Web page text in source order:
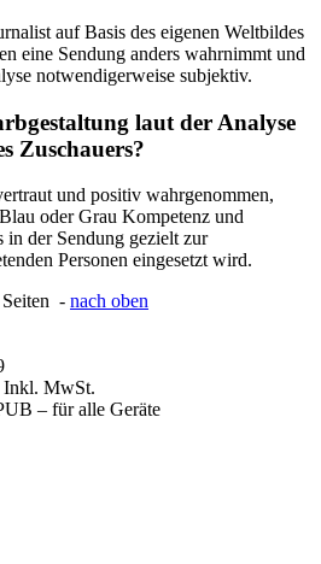
auf Basis des eigenen Weltbildes
eine Sendung anders wahrnimmt und
notwendigerweise subjektiv.
laut der Analyse
Zuschauers?
und positiv wahrgenommen,
oder Grau Kompetenz und
der Sendung gezielt zur
Personen eingesetzt wird.
Seiten - nach oben
Inkl. MwSt.
– für alle Geräte